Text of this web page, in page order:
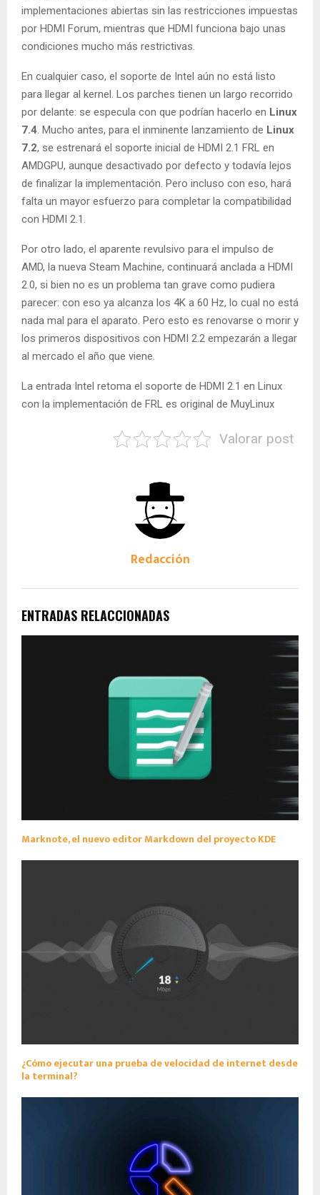
implementaciones abiertas sin las restricciones impuestas
por HDMI Forum, mientras que HDMI funciona bajo unas
condiciones mucho más restrictivas.
En cualquier caso, el soporte de Intel aún no está listo
para llegar al kernel. Los parches tienen un largo recorrido
por delante: se especula con que podrían hacerlo en Linux
7.4. Mucho antes, para el inminente lanzamiento de Linux
7.2, se estrenará el soporte inicial de HDMI 2.1 FRL en
AMDGPU, aunque desactivado por defecto y todavía lejos
de finalizar la implementación. Pero incluso con eso, hará
falta un mayor esfuerzo para completar la compatibilidad
con HDMI 2.1.
Por otro lado, el aparente revulsivo para el impulso de
AMD, la nueva Steam Machine, continuará anclada a HDMI
2.0, si bien no es un problema tan grave como pudiera
parecer: con eso ya alcanza los 4K a 60 Hz, lo cual no está
nada mal para el aparato. Pero esto es renovarse o morir y
los primeros dispositivos con HDMI 2.2 empezarán a llegar
al mercado el año que viene.
La entrada Intel retoma el soporte de HDMI 2.1 en Linux
con la implementación de FRL es original de MuyLinux
Valorar post
Redacción
ENTRADAS RELACCIONADAS
Marknote, el nuevo editor Markdown del proyecto KDE
¿Cómo ejecutar una prueba de velocidad de internet desde
la terminal?